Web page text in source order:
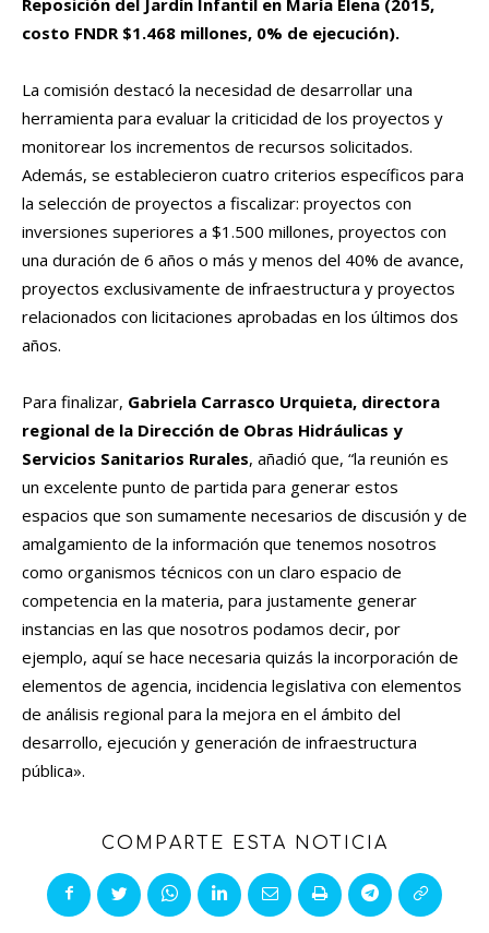
Reposición del Jardín Infantil en María Elena (2015,
costo FNDR $1.468 millones, 0% de ejecución).
La comisión destacó la necesidad de desarrollar una
herramienta para evaluar la criticidad de los proyectos y
monitorear los incrementos de recursos solicitados.
Además, se establecieron cuatro criterios específicos para
la selección de proyectos a fiscalizar: proyectos con
inversiones superiores a $1.500 millones, proyectos con
una duración de 6 años o más y menos del 40% de avance,
proyectos exclusivamente de infraestructura y proyectos
relacionados con licitaciones aprobadas en los últimos dos
años.
Para finalizar, Gabriela Carrasco Urquieta, directora
regional de la Dirección de Obras Hidráulicas y
Servicios Sanitarios Rurales, añadió que, “la reunión es
un excelente punto de partida para generar estos
espacios que son sumamente necesarios de discusión y de
amalgamiento de la información que tenemos nosotros
como organismos técnicos con un claro espacio de
competencia en la materia, para justamente generar
instancias en las que nosotros podamos decir, por
ejemplo, aquí se hace necesaria quizás la incorporación de
elementos de agencia, incidencia legislativa con elementos
de análisis regional para la mejora en el ámbito del
desarrollo, ejecución y generación de infraestructura
pública».
COMPARTE ESTA NOTICIA